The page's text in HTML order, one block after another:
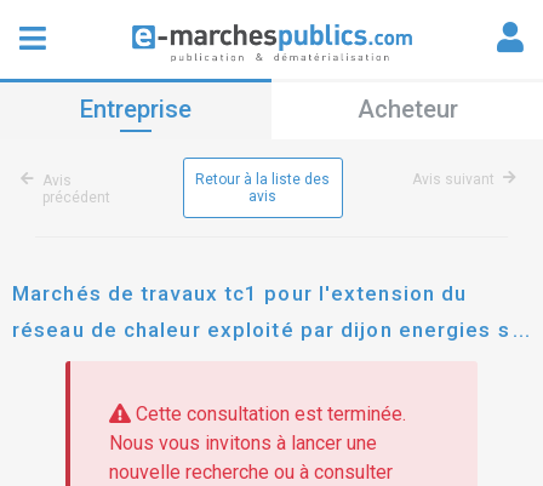
Entreprise Acheteur
Avis
précédent
Retour à la liste des
avis
Avis suivant
Marchés de travaux tc1 pour l'extension du
réseau de chaleur exploité par dijon energies sur
dijon métropole
Cette consultation est terminée.
Nous vous invitons à lancer une
nouvelle recherche ou à consulter